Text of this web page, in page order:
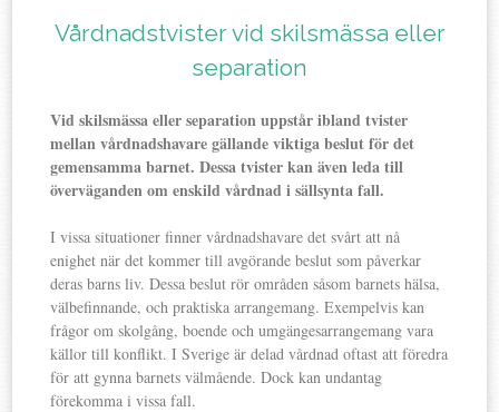
Vårdnadstvister vid skilsmässa eller
separation
Vid skilsmässa eller separation uppstår ibland tvister
mellan vårdnadshavare gällande viktiga beslut för det
gemensamma barnet. Dessa tvister kan även leda till
överväganden om enskild vårdnad i sällsynta fall.
I vissa situationer finner vårdnadshavare det svårt att nå
enighet när det kommer till avgörande beslut som påverkar
deras barns liv. Dessa beslut rör områden såsom barnets hälsa,
välbefinnande, och praktiska arrangemang. Exempelvis kan
frågor om skolgång, boende och umgängesarrangemang vara
källor till konflikt. I Sverige är delad vårdnad oftast att föredra
för att gynna barnets välmående. Dock kan undantag
förekomma i vissa fall.